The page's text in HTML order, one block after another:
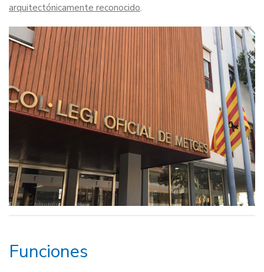
arquitectónicamente reconocido.
Funciones